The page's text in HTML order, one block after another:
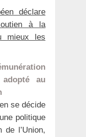
déclare
à la
mieux les
au
se décide
politique
de l’Union,